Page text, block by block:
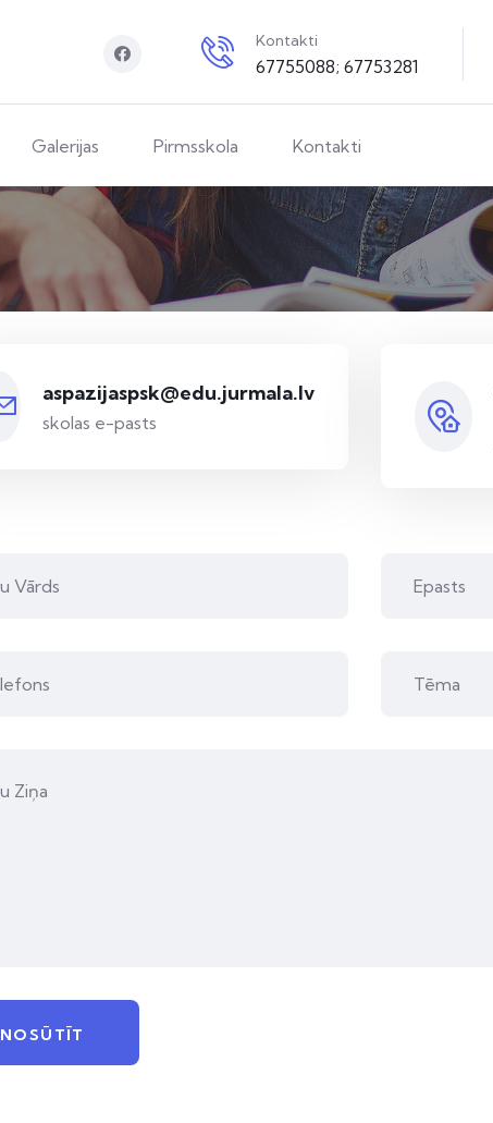
Kontakti
67755088; 67753281
Galerijas Pirmsskola Kontakti
aspazijaspsk@edu.jurmala.lv
skolas e-pasts
NOSŪTĪT